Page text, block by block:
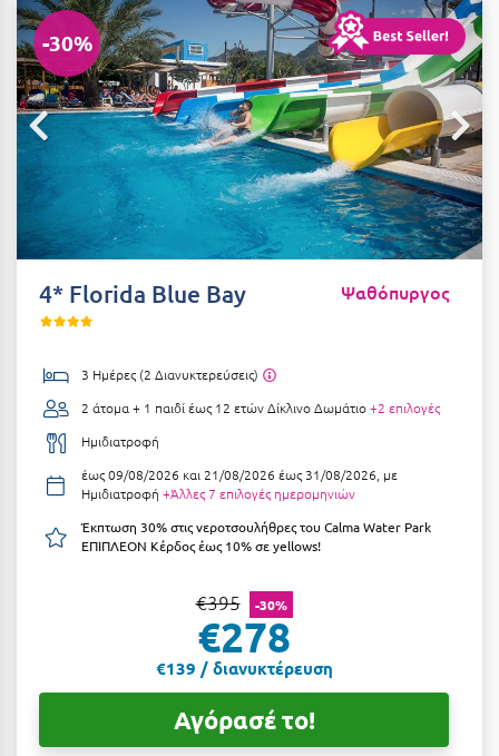
Αιδηψός
Αλεξανδρούπολη
Αλισσός Αχαΐας
Αλόννησος
Αμαλιάδα
Αμάρυνθος
Αμφίκλεια
Άνδρος
Αντίπαρος
Αράχωβα
Αργολίδα
Αρτέμιδα
Αρχαία Ολυμπία
ΤΎΠΟΣ ΔΙΑΤΡΟΦΉΣ
Διαμονή Μόνο
Πρωινό
Ημιδιατροφή
Ημιδιατροφή + Ποτά
Πλήρης Διατροφή
Ένα Γεύμα
ΤΎΠΟΣ ΚΑΤΑΛΎΜΑΤΟΣ
Ξενοδοχεία 1 Αστέρι
Ξενοδοχεία 2 Αστέρων
Ξενοδοχεία 3 Αστέρων
Κρουαζιέρες
Ενοικιαζόμενα Δωμάτια
-30%
4* Florida Blue Bay Ψαθόπυργος
3 Ημέρες (2 Διανυκτερεύσεις)
2 άτομα + 1 παιδί έως 12 ετώνΔίκλινο Δωμάτιο+2 επιλογές
Ημιδιατροφή
έως 09/08/2026 και 21/08/2026 έως 31/08/2026, με
Ημιδιατροφή +Άλλες 7 επιλογές ημερομηνιών
Έκπτωση 30% στις νεροτσουλήθρες του Calma Water Park
ΕΠΙΠΛΕΟΝ Κέρδος έως 10% σε yellows!
€395 -30%
€278
€139 / διανυκτέρευση
Αγόρασέ το!